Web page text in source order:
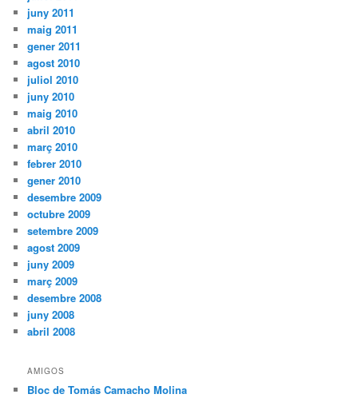
juny 2011
maig 2011
gener 2011
agost 2010
juliol 2010
juny 2010
maig 2010
abril 2010
març 2010
febrer 2010
gener 2010
desembre 2009
octubre 2009
setembre 2009
agost 2009
juny 2009
març 2009
desembre 2008
juny 2008
abril 2008
AMIGOS
Bloc de Tomás Camacho Molina